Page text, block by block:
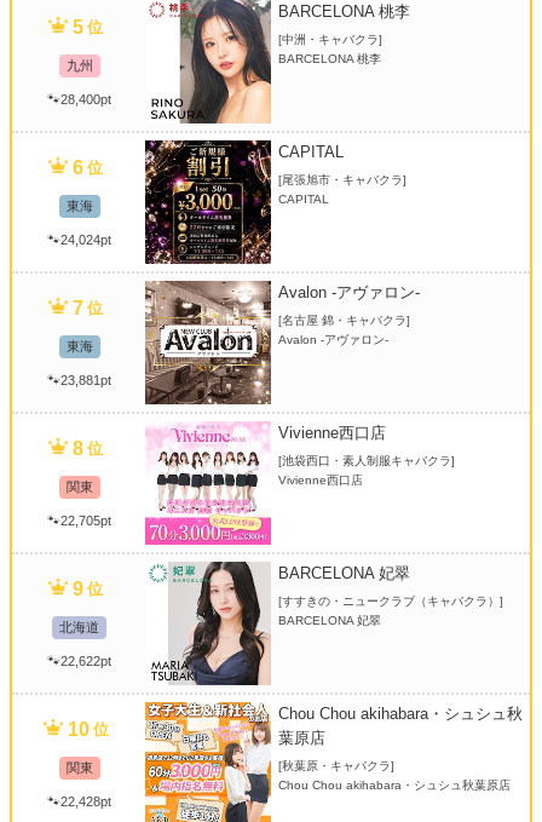
5 位
九州
🐾28,400pt
BARCELONA 桃李
[中洲・キャバクラ]
BARCELONA 桃李
6 位
東海
🐾24,024pt
CAPITAL
[尾張旭市・キャバクラ]
CAPITAL
7 位
東海
🐾23,881pt
Avalon -アヴァロン-
[名古屋 錦・キャバクラ]
Avalon -アヴァロン-
8 位
関東
🐾22,705pt
Vivienne西口店
[池袋西口・素人制服キャバクラ]
Vivienne西口店
9 位
北海道
🐾22,622pt
BARCELONA 妃翠
[すすきの・ニュークラブ（キャバクラ）]
BARCELONA 妃翠
10 位
関東
🐾22,428pt
Chou Chou akihabara・シュシュ秋
葉原店
[秋葉原・キャバクラ]
Chou Chou akihabara・シュシュ秋葉原店